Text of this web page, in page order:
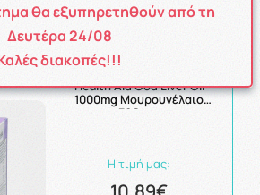
ΚΑΛΑΘΙ
Health Aid Cod Liver Oil
1000mg Μουρουνέλαιο
30Caps
Η τιμή μας:
θα εξυπηρετηθούν από τη
Δευτέρα 24/08
διακοπές!!!